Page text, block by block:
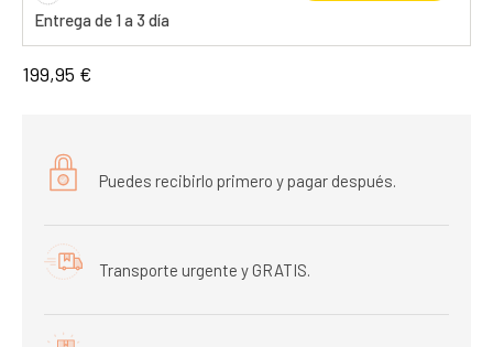
Entrega de 1 a 3 día
199,95 €
Puedes recibirlo primero y pagar después.
Transporte urgente y GRATIS.